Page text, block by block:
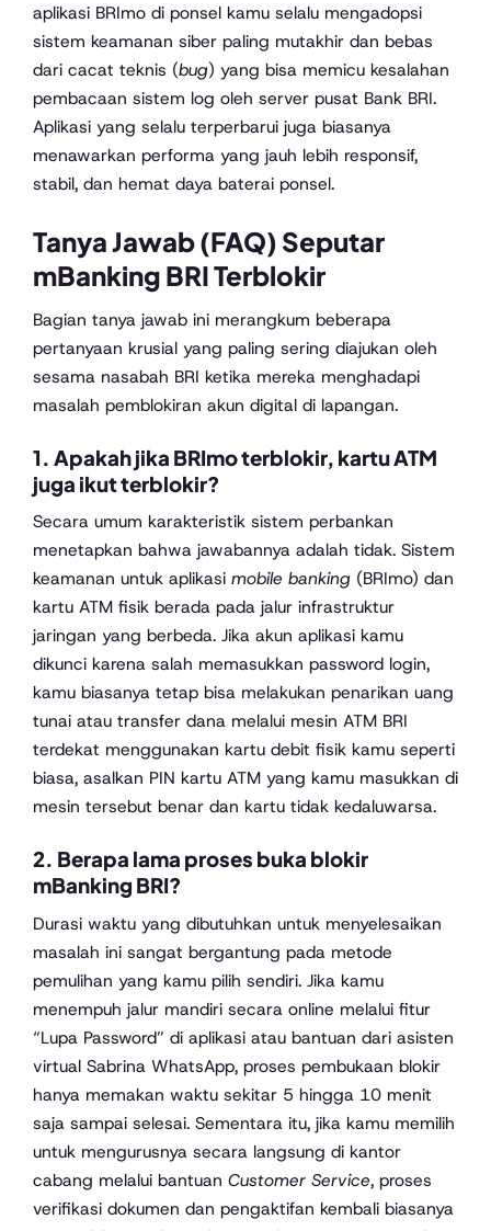
aplikasi BRImo di ponsel kamu selalu mengadopsi
sistem keamanan siber paling mutakhir dan bebas
dari cacat teknis (bug) yang bisa memicu kesalahan
pembacaan sistem log oleh server pusat Bank BRI.
Aplikasi yang selalu terperbarui juga biasanya
menawarkan performa yang jauh lebih responsif,
stabil, dan hemat daya baterai ponsel.
Tanya Jawab (FAQ) Seputar
mBanking BRI Terblokir
Bagian tanya jawab ini merangkum beberapa
pertanyaan krusial yang paling sering diajukan oleh
sesama nasabah BRI ketika mereka menghadapi
masalah pemblokiran akun digital di lapangan.
1. Apakah jika BRImo terblokir, kartu ATM
juga ikut terblokir?
Secara umum karakteristik sistem perbankan
menetapkan bahwa jawabannya adalah tidak. Sistem
keamanan untuk aplikasi mobile banking (BRImo) dan
kartu ATM fisik berada pada jalur infrastruktur
jaringan yang berbeda. Jika akun aplikasi kamu
dikunci karena salah memasukkan password login,
kamu biasanya tetap bisa melakukan penarikan uang
tunai atau transfer dana melalui mesin ATM BRI
terdekat menggunakan kartu debit fisik kamu seperti
biasa, asalkan PIN kartu ATM yang kamu masukkan di
mesin tersebut benar dan kartu tidak kedaluwarsa.
2. Berapa lama proses buka blokir
mBanking BRI?
Durasi waktu yang dibutuhkan untuk menyelesaikan
masalah ini sangat bergantung pada metode
pemulihan yang kamu pilih sendiri. Jika kamu
menempuh jalur mandiri secara online melalui fitur
“Lupa Password” di aplikasi atau bantuan dari asisten
virtual Sabrina WhatsApp, proses pembukaan blokir
hanya memakan waktu sekitar 5 hingga 10 menit
saja sampai selesai. Sementara itu, jika kamu memilih
untuk mengurusnya secara langsung di kantor
cabang melalui bantuan Customer Service, proses
verifikasi dokumen dan pengaktifan kembali biasanya